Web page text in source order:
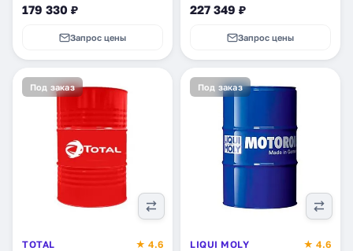
179 330 ₽
Запрос цены
227 349 ₽
Запрос цены
Под заказ
TOTAL
★ 4.6
Под заказ
LIQUI MOLY
★ 4.6